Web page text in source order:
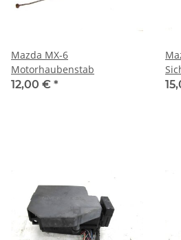
Mazda MX-6
Motorhaubenstab
12,00 € *